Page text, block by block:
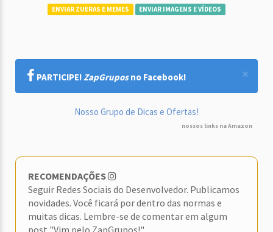
ENVIAR ZUERAS E MEMES ENVIAR IMAGENS E VÍDEOS
×
PARTICIPE!ZapGruposno Facebook!
Nosso Grupo de Dicas e Ofertas!
nossos links na Amazon
RECOMENDAÇÕES
Seguir Redes Sociais do Desenvolvedor. Publicamos
novidades. Você ficará por dentro das normas e
muitas dicas. Lembre-se de comentar em algum
post "Vim pelo ZapGrupos!"